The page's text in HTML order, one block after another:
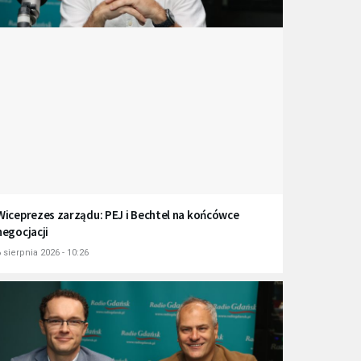
zarządu: PEJ i Bechtel na końcówce
sierpnia 2026 - 10:26